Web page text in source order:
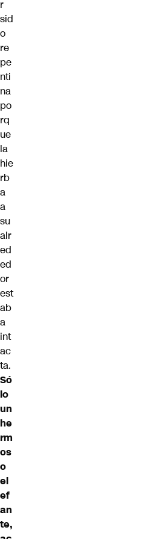
r
sid
o
re
pe
nti
na
po
rq
ue
la
hie
rb
a
a
su
alr
ed
ed
or
est
ab
a
int
ac
ta.
Só
lo
un
he
rm
os
o
el
ef
an
te,